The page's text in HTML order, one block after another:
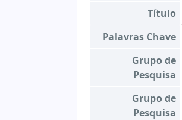
Título
Palavras Chave
Grupo de
Pesquisa
Grupo de
Pesquisa